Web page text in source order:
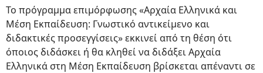
Το πρόγραμμα επιμόρφωσης «Αρχαία Ελληνικά και
Μέση Εκπαίδευση: Γνωστικό αντικείμενο και
διδακτικές προσεγγίσεις» εκκινεί από τη θέση ότι
όποιος διδάσκει ή θα κληθεί να διδάξει Αρχαία
Ελληνικά στη Μέση Εκπαίδευση βρίσκεται απέναντι σε